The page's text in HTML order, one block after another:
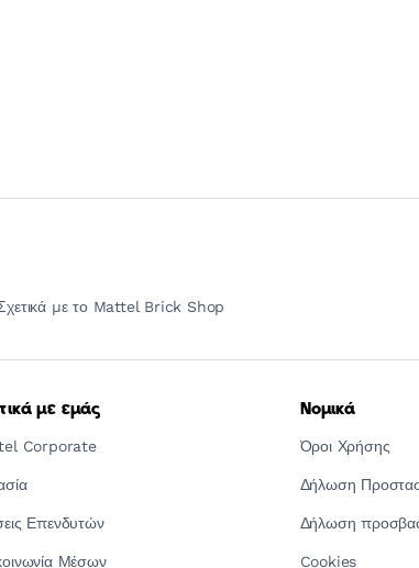
με το Mattel Brick Shop
με εμάς
Corporate
Επενδυτών
Μέσων
Νομικά
Όροι Χρήσης
Δήλωση
Δήλωση
Cookies